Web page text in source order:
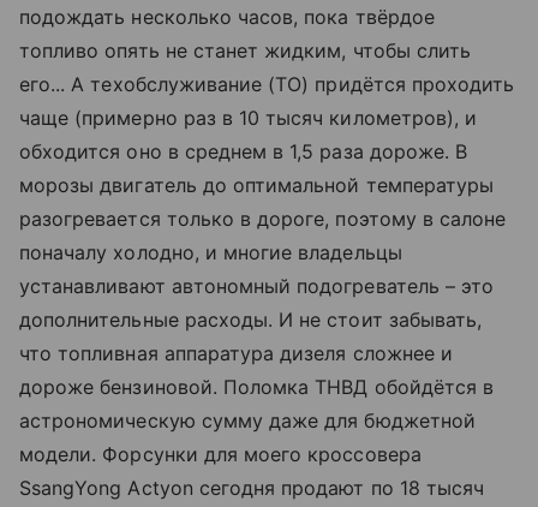
подождать несколько часов, пока твёрдое
топливо опять не станет жидким, чтобы слить
его... А тех­обслуживание (ТО) придётся проходить
чаще (примерно раз в 10 тысяч километров), и
обходится оно в среднем в 1,5 раза дороже. В
морозы двигатель до оптимальной температуры
разогревается только в дороге, поэтому в салоне
поначалу холодно, и многие владельцы
устанавливают автономный подогреватель – это
дополнительные расходы. И не стоит забывать,
что топливная аппаратура дизеля сложнее и
дороже бензиновой. Поломка ТНВД обойдётся в
астрономическую сумму даже для бюджетной
модели. Форсунки для моего кроссовера
SsangYong Actyon сегодня продают по 18 тысяч